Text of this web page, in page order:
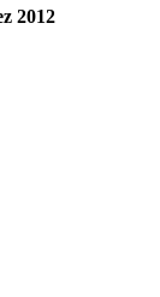
2012